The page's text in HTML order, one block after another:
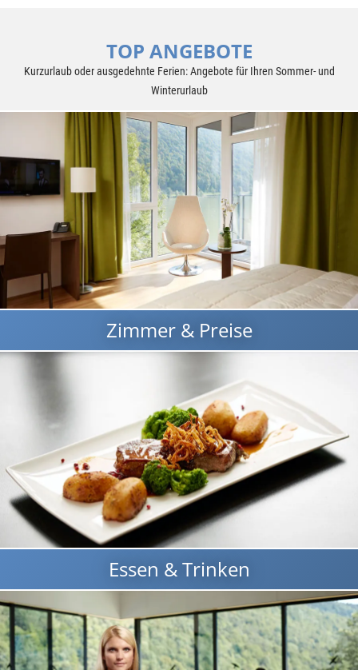
TOP ANGEBOTE
Kurzurlaub oder ausgedehnte Ferien: Angebote für Ihren Sommer- und
Winterurlaub
Zimmer & Preise
Essen & Trinken